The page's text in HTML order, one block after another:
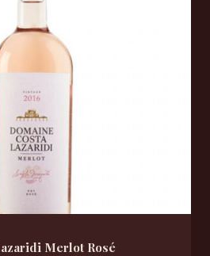
Merlot Rosé